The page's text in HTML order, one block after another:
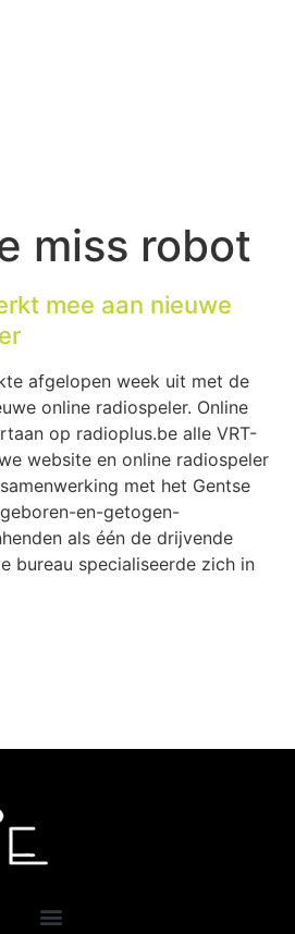
miss robot
mee aan nieuwe
afgelopen week uit met de
online radiospeler. Online
op radioplus.be alle VRT-
website en online radiospeler
met het Gentse
en-getogen-
als één de drijvende
bureau specialiseerde zich in